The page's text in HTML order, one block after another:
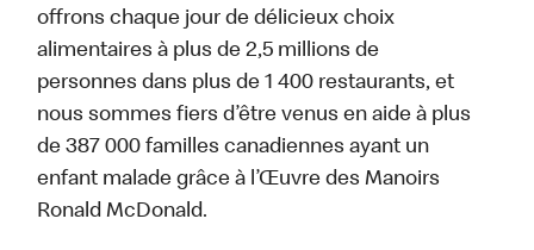
offrons chaque jour de délicieux choix
alimentaires à plus de 2,5 millions de
personnes dans plus de 1 400 restaurants, et
nous sommes fiers d’être venus en aide à plus
de 387 000 familles canadiennes ayant un
enfant malade grâce à l’Œuvre des Manoirs
Ronald McDonald.